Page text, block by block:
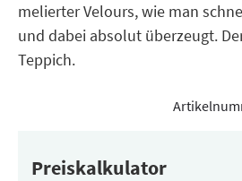
melierter Velours, wie man
und dabei absolut überzeugt.
Teppich.
Preiskalkulator